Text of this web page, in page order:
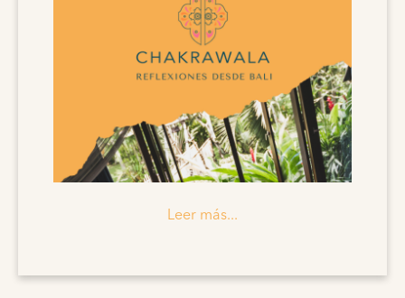
Leer más...